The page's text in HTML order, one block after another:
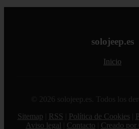
solojeep.es
Inicio
© 2026 solojeep.es. Todos los
Sitemap
RSS Política de Cookies
Aviso legal
Contacto Creado